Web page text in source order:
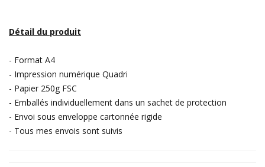
Détail du produit
- Format A4
- Impression numérique Quadri
- Papier 250g FSC
- Emballés individuellement dans un sachet de protection
- Envoi sous enveloppe cartonnée rigide
- Tous mes envois sont suivis